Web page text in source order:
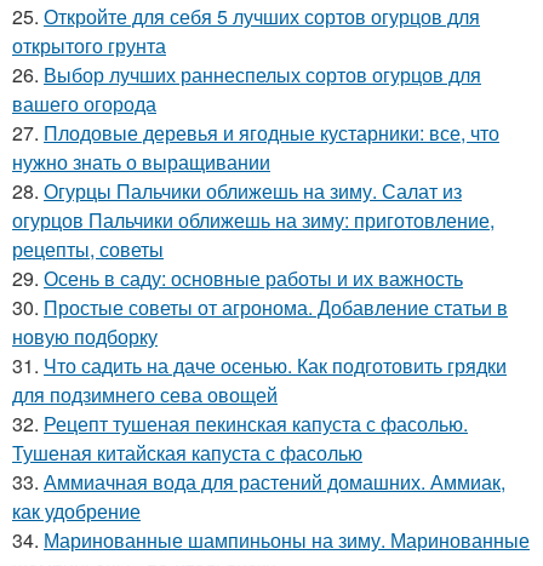
25. Откройте для себя 5 лучших сортов огурцов для
открытого грунта
26. Выбор лучших раннеспелых сортов огурцов для
вашего огорода
27. Плодовые деревья и ягодные кустарники: все, что
нужно знать о выращивании
28. Огурцы Пальчики оближешь на зиму. Салат из
огурцов Пальчики оближешь на зиму: приготовление,
рецепты, советы
29. Осень в саду: основные работы и их важность
30. Простые советы от агронома. Добавление статьи в
новую подборку
31. Что садить на даче осенью. Как подготовить грядки
для подзимнего сева овощей
32. Рецепт тушеная пекинская капуста с фасолью.
Тушеная китайская капуста с фасолью
33. Аммиачная вода для растений домашних. Аммиак,
как удобрение
34. Маринованные шампиньоны на зиму. Маринованные